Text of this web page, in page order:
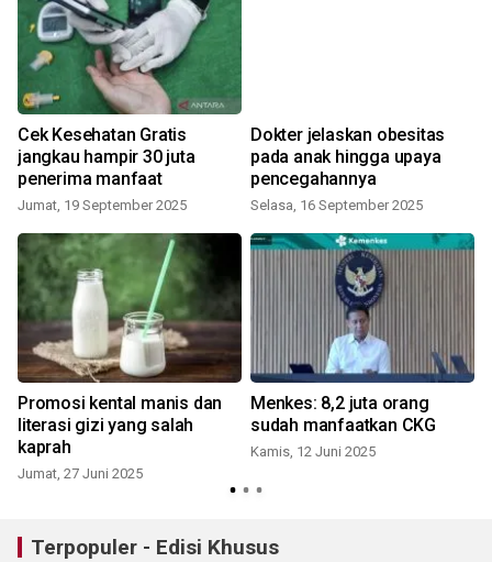
Cek Kesehatan Gratis
jangkau hampir 30 juta
penerima manfaat
Jumat, 19 September 2025
Dokter jelaskan obesitas
pada anak hingga upaya
pencegahannya
Selasa, 16 September 2025
Promosi kental manis dan
literasi gizi yang salah
kaprah
Jumat, 27 Juni 2025
Menkes: 8,2 juta orang
sudah manfaatkan CKG
Kamis, 12 Juni 2025
Terpopuler - Edisi Khusus